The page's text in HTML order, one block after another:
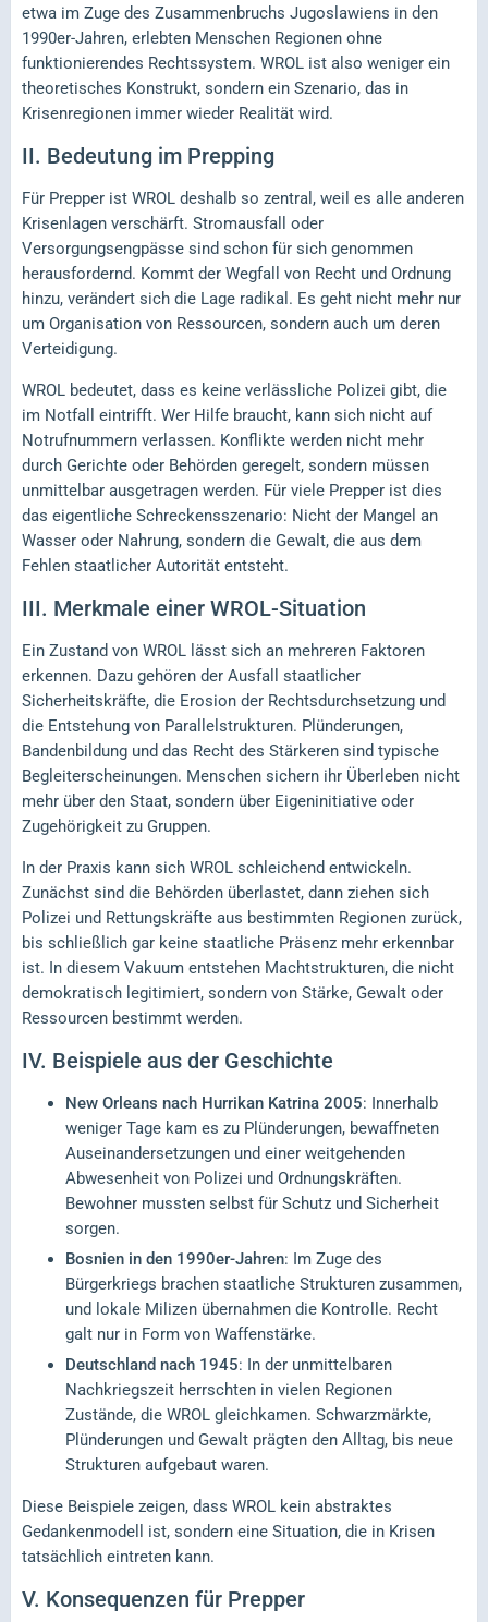
etwa im Zuge des Zusammenbruchs Jugoslawiens in den
1990er-Jahren, erlebten Menschen Regionen ohne
funktionierendes Rechtssystem. WROL ist also weniger ein
theoretisches Konstrukt, sondern ein Szenario, das in
Krisenregionen immer wieder Realität wird.
II. Bedeutung im Prepping
Für Prepper ist WROL deshalb so zentral, weil es alle anderen
Krisenlagen verschärft. Stromausfall oder
Versorgungsengpässe sind schon für sich genommen
herausfordernd. Kommt der Wegfall von Recht und Ordnung
hinzu, verändert sich die Lage radikal. Es geht nicht mehr nur
um Organisation von Ressourcen, sondern auch um deren
Verteidigung.
WROL bedeutet, dass es keine verlässliche Polizei gibt, die
im Notfall eintrifft. Wer Hilfe braucht, kann sich nicht auf
Notrufnummern verlassen. Konflikte werden nicht mehr
durch Gerichte oder Behörden geregelt, sondern müssen
unmittelbar ausgetragen werden. Für viele Prepper ist dies
das eigentliche Schreckensszenario: Nicht der Mangel an
Wasser oder Nahrung, sondern die Gewalt, die aus dem
Fehlen staatlicher Autorität entsteht.
III. Merkmale einer WROL-Situation
Ein Zustand von WROL lässt sich an mehreren Faktoren
erkennen. Dazu gehören der Ausfall staatlicher
Sicherheitskräfte, die Erosion der Rechtsdurchsetzung und
die Entstehung von Parallelstrukturen. Plünderungen,
Bandenbildung und das Recht des Stärkeren sind typische
Begleiterscheinungen. Menschen sichern ihr Überleben nicht
mehr über den Staat, sondern über Eigeninitiative oder
Zugehörigkeit zu Gruppen.
In der Praxis kann sich WROL schleichend entwickeln.
Zunächst sind die Behörden überlastet, dann ziehen sich
Polizei und Rettungskräfte aus bestimmten Regionen zurück,
bis schließlich gar keine staatliche Präsenz mehr erkennbar
ist. In diesem Vakuum entstehen Machtstrukturen, die nicht
demokratisch legitimiert, sondern von Stärke, Gewalt oder
Ressourcen bestimmt werden.
IV. Beispiele aus der Geschichte
New Orleans nach Hurrikan Katrina 2005: Innerhalb
weniger Tage kam es zu Plünderungen, bewaffneten
Auseinandersetzungen und einer weitgehenden
Abwesenheit von Polizei und Ordnungskräften.
Bewohner mussten selbst für Schutz und Sicherheit
sorgen.
Bosnien in den 1990er-Jahren: Im Zuge des
Bürgerkriegs brachen staatliche Strukturen zusammen,
und lokale Milizen übernahmen die Kontrolle. Recht
galt nur in Form von Waffenstärke.
Deutschland nach 1945: In der unmittelbaren
Nachkriegszeit herrschten in vielen Regionen
Zustände, die WROL gleichkamen. Schwarzmärkte,
Plünderungen und Gewalt prägten den Alltag, bis neue
Strukturen aufgebaut waren.
Diese Beispiele zeigen, dass WROL kein abstraktes
Gedankenmodell ist, sondern eine Situation, die in Krisen
tatsächlich eintreten kann.
V. Konsequenzen für Prepper